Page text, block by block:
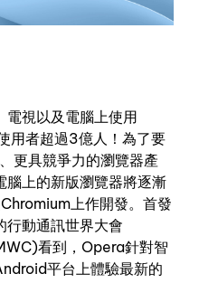
電視以及電腦上使用
用者超過3億人！為了要
更具競爭力的瀏覽器產
上的新版瀏覽器將逐漸
上作開發。首發
行動通訊世界大會
看到，Opera針對智
平台上體驗最新的